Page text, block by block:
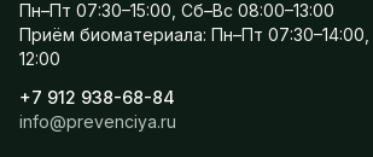
Пн–Пт 07:30–15:00, Сб–Вс 08:00–13:00
Приём биоматериала: Пн–Пт
12:00
+7 912 938-68-84
info@prevenciya.ru